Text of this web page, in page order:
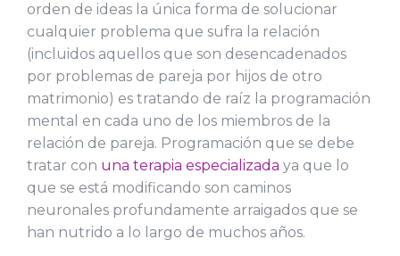
orden de ideas la única forma de solucionar
cualquier problema que sufra la relación
(incluidos aquellos que son desencadenados
por problemas de pareja por hijos de otro
matrimonio) es tratando de raíz la programación
mental en cada uno de los miembros de la
relación de pareja. Programación que se debe
tratar con una terapia especializada ya que lo
que se está modificando son caminos
neuronales profundamente arraigados que se
han nutrido a lo largo de muchos años.